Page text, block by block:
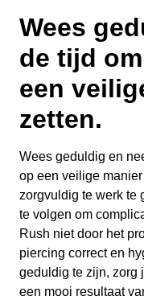
Wees
de tijd
een
zetten.
Wees geduldig en
op een veilige
zorgvuldig te werk te
te volgen om
Rush niet door het
piercing correct en
geduldig te zijn, zorg
een mooi resultaat